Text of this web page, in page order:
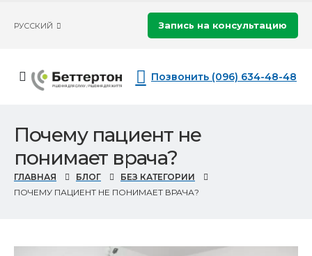
РУССКИЙ Запись на консультацию
Позвонить (096) 634-48-48
Почему пациент не
понимает врача?
ГЛАВНАЯ БЛОГ
БЕЗ КАТЕГОРИИ
ПОЧЕМУ ПАЦИЕНТ НЕ ПОНИМАЕТ ВРАЧА?